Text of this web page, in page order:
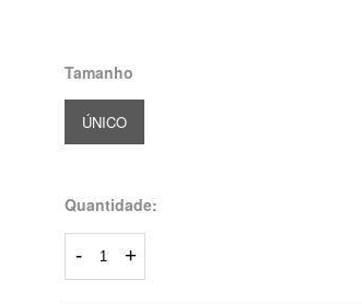
Tamanho
ÚNICO
Quantidade:
- +